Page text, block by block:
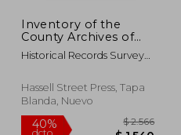
40%
dcto.
Inventory of the
County Archives of
Indiana; No. 62
(March, 1937) (en
Historical Records Survey
Bureau
Hassell Street Press, Tapa
Blanda, Nuevo